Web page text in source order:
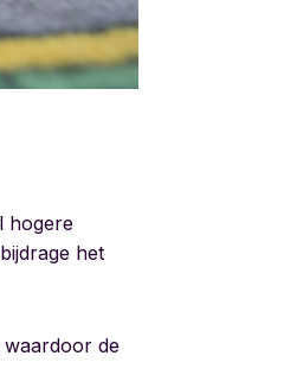
hogere
het
waardoor de